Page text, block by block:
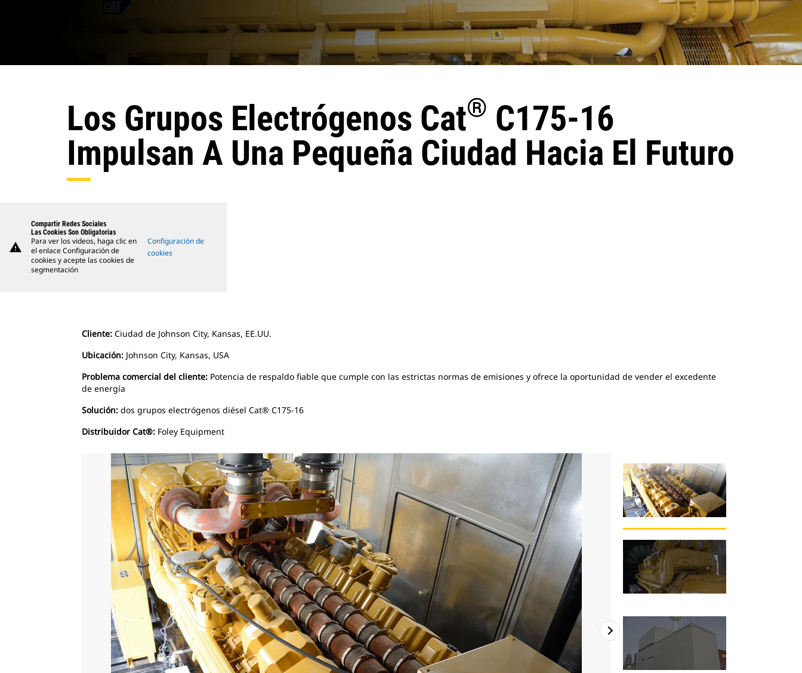
Los Grupos Electrógenos Cat® C175-16
Impulsan A Una Pequeña Ciudad Hacia El Futuro
warning
Compartir Redes Sociales
Las Cookies Son Obligatorias
Para ver los videos, haga clic en
el enlace Configuración de
cookies y acepte las cookies de
segmentación
Configuración de
cookies
Cliente: Ciudad de Johnson City, Kansas, EE.UU.
Ubicación: Johnson City, Kansas, USA
Problema comercial del cliente: Potencia de respaldo fiable que cumple con las estrictas normas de emisiones y ofrece la oportunidad de vender el excedente
de energía
Solución: dos grupos electrógenos diésel Cat® C175-16
Distribuidor Cat®: Foley Equipment